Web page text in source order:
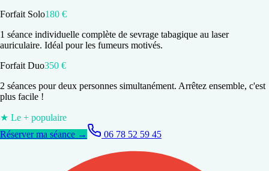
Forfait Solo180 €
1 séance individuelle complète de sevrage tabagique au laser
auriculaire. Idéal pour les fumeurs motivés.
Forfait Duo350 €
2 séances pour deux personnes simultanément. Arrêtez ensemble, c'est
plus facile !
★ Le + populaire
Réserver ma séance →
06 78 52 59 45